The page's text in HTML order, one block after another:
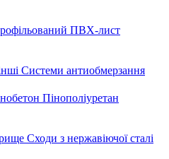
ПВХ-лист
Системи антиобмерзання
Пінополіуретан
Сходи з нержавіючої сталі